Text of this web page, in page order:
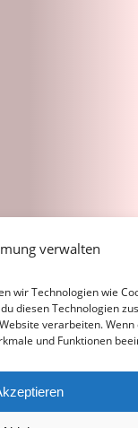
verwalten
wir Technologien wie
diesen Technologien
verarbeiten.
und Funktionen